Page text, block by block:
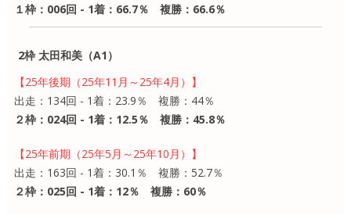
１枠：006回 - 1着：66.7％ 複勝：66.6％
2枠 太田和美（A1）
【25年後期（25年11月～25年4月）】
出走：134回 - 1着：23.9％ 複勝：44％
２枠：024回 - 1着：12.5％ 複勝：45.8％
【25年前期（25年5月～25年10月）】
出走：163回 - 1着：30.1％ 複勝：52.7％
２枠：025回 - 1着：12％ 複勝：60％